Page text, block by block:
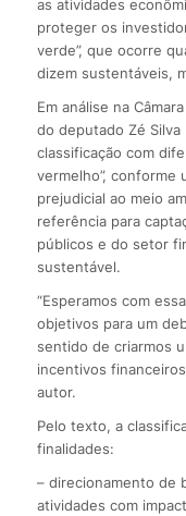
as atividades
proteger os
verde”, que ocorre
dizem sustentáveis,
Em análise na
do deputado Zé
classificação com
vermelho”, conforme
prejudicial ao meio
referência para
públicos e do setor
sustentável.
“Esperamos com
objetivos para um
sentido de criarmos
incentivos
autor.
Pelo texto, a
finalidades:
– direcionamento de
atividades com